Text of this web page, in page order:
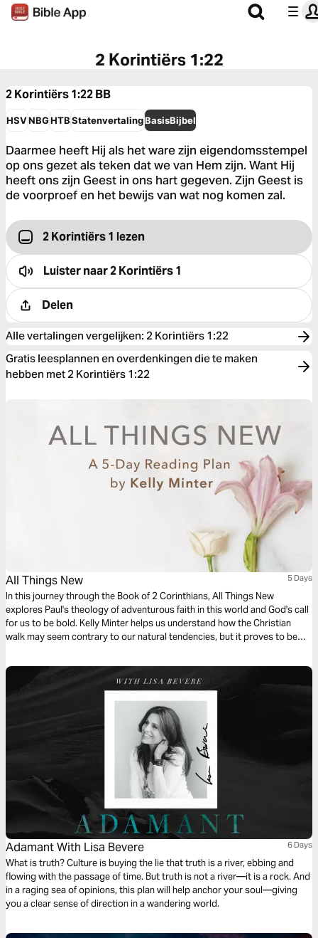
2 Korintiërs 1:22
2 Korintiërs 1:22BB
HSVNBGHTBStatenvertalingBasisBijbel
Daarmee heeft Hij als het ware zijn eigendomsstempel
op ons gezet als teken dat we van Hem zijn. Want Hij
heeft ons zijn Geest in ons hart gegeven. Zijn Geest is
de voorproef en het bewijs van wat nog komen zal.
2 Korintiërs 1 lezen
Luister naar2 Korintiërs 1
Delen
Alle vertalingen vergelijken: 2 Korintiërs 1:22
Gratis leesplannen en overdenkingen die te maken
hebben met 2 Korintiërs 1:22
All Things New 5 Days
In this journey through the Book of 2 Corinthians, All Things New
explores Paul's theology of adventurous faith in this world and God's call
for us to be bold. Kelly Minter helps us understand how the Christian
walk may seem contrary to our natural tendencies, but it proves to be
issues such as: how to deal with difficult relationships, trusting God with
your reputation, grounding your identity in Christ, understanding the
purpose of suffering and God's provision in it, and how we are to be
Adamant With Lisa Bevere 6 Days
What is truth? Culture is buying the lie that truth is a river, ebbing and
flowing with the passage of time. But truth is not a river—it is a rock. And
in a raging sea of opinions, this plan will help anchor your soul—giving
you a clear sense of direction in a wandering world.